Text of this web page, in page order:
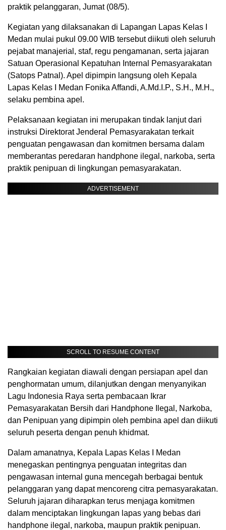
praktik pelanggaran, Jumat (08/5).
Kegiatan yang dilaksanakan di Lapangan Lapas Kelas I
Medan mulai pukul 09.00 WIB tersebut diikuti oleh seluruh
pejabat manajerial, staf, regu pengamanan, serta jajaran
Satuan Operasional Kepatuhan Internal Pemasyarakatan
(Satops Patnal). Apel dipimpin langsung oleh Kepala
Lapas Kelas I Medan Fonika Affandi, A.Md.I.P., S.H., M.H.,
selaku pembina apel.
Pelaksanaan kegiatan ini merupakan tindak lanjut dari
instruksi Direktorat Jenderal Pemasyarakatan terkait
penguatan pengawasan dan komitmen bersama dalam
memberantas peredaran handphone ilegal, narkoba, serta
praktik penipuan di lingkungan pemasyarakatan.
ADVERTISEMENT
SCROLL TO RESUME CONTENT
Rangkaian kegiatan diawali dengan persiapan apel dan
penghormatan umum, dilanjutkan dengan menyanyikan
Lagu Indonesia Raya serta pembacaan Ikrar
Pemasyarakatan Bersih dari Handphone Ilegal, Narkoba,
dan Penipuan yang dipimpin oleh pembina apel dan diikuti
seluruh peserta dengan penuh khidmat.
Dalam amanatnya, Kepala Lapas Kelas I Medan
menegaskan pentingnya penguatan integritas dan
pengawasan internal guna mencegah berbagai bentuk
pelanggaran yang dapat mencoreng citra pemasyarakatan.
Seluruh jajaran diharapkan terus menjaga komitmen
dalam menciptakan lingkungan lapas yang bebas dari
handphone ilegal, narkoba, maupun praktik penipuan.